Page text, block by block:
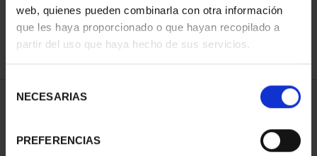
web, quienes pueden combinarla con otra información
que les haya proporcionado o que hayan recopilado a
partir del uso que haya hecho de sus servicios.
NECESARIAS
PREFERENCIAS
REFINE
1 Products found